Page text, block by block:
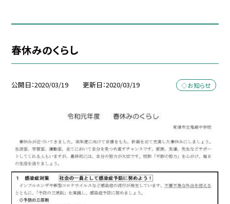
春休みのくらし
公開日 2020/03/19 更新日 2020/03/19 ◇お知らせ